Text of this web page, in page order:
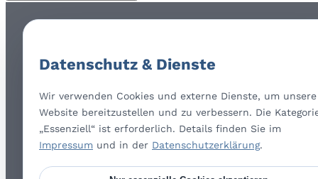
Datenschutz & Dienste
Wir verwenden Cookies und externe Dienste, um unsere
Website bereitzustellen und zu verbessern. Die
„Essenziell“ ist erforderlich. Details finden Sie im
Impressum und in der Datenschutzerklärung.